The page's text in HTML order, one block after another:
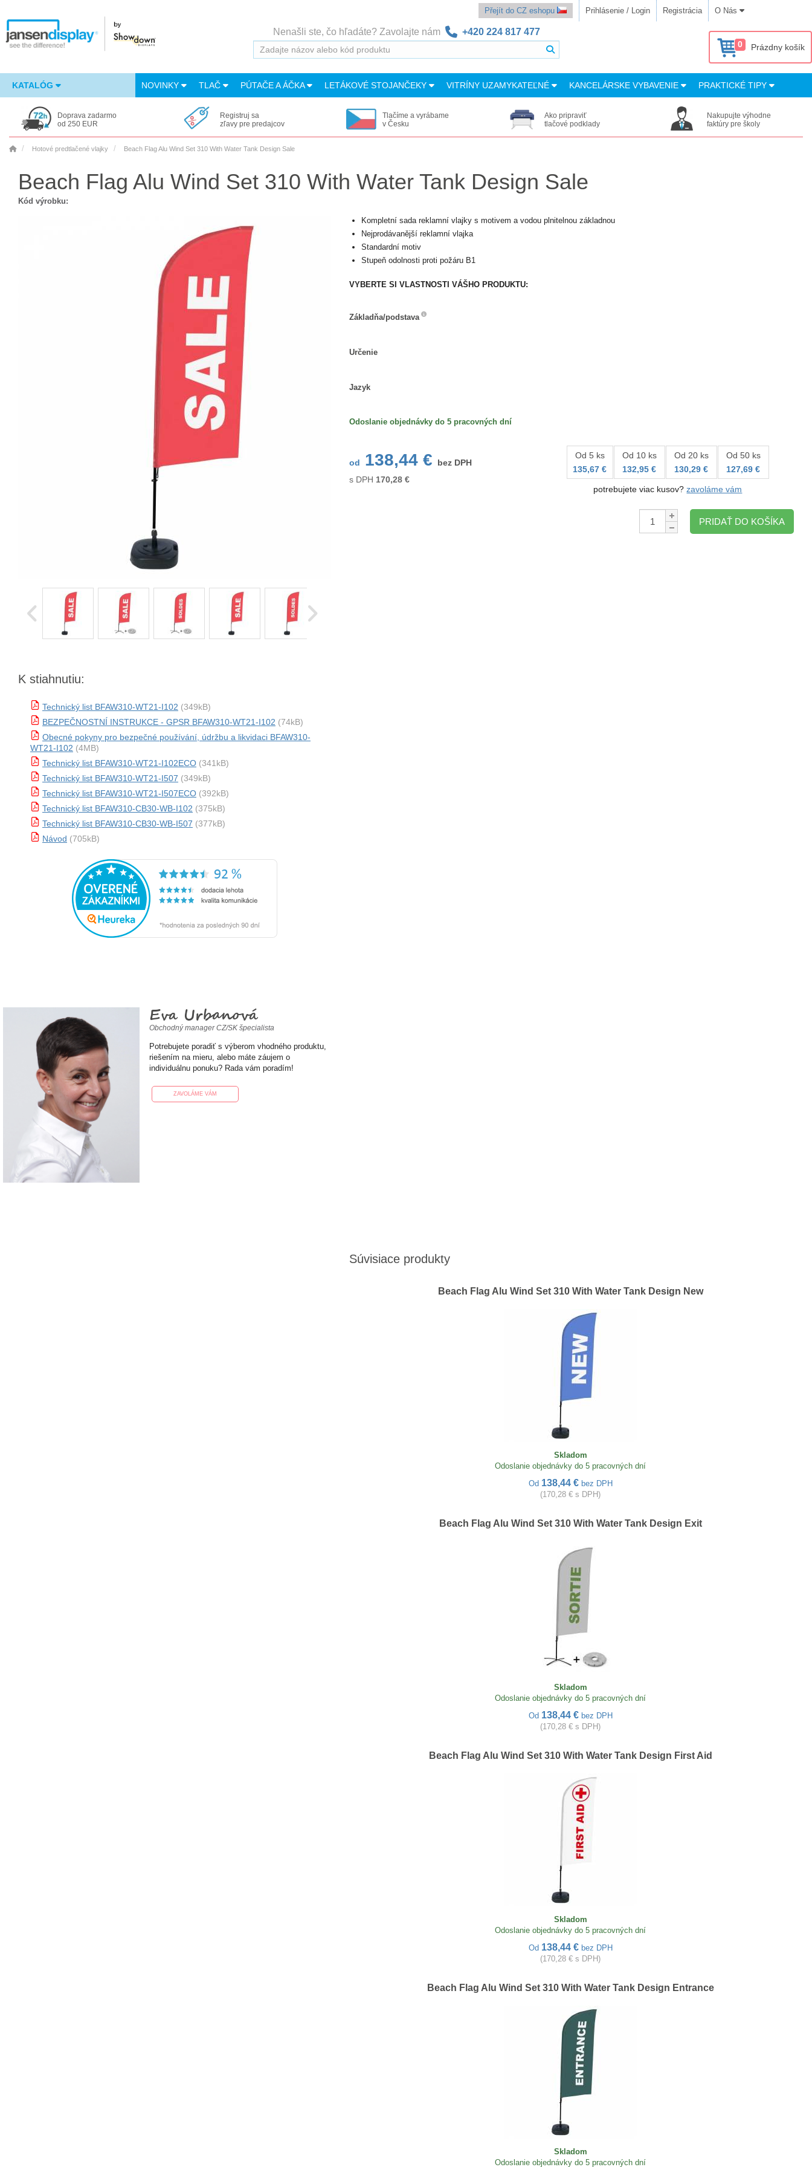
Přejít do CZ eshopu Prihlásenie / Login Registrácia O Nás
Nenašli ste, čo hľadáte? Zavolajte nám +420 224 817 477
0 Prázdny košík
KATALÓG NOVINKY TLAČ PÚTAČE A ÁČKA LETÁKOVÉ STOJANČEKY VITRÍNY UZAMYKATEĽNÉ KANCELÁRSKE VYBAVENIE PRAKTICKÉ TIPY
Doprava zadarmo
od 250 EUR
Registruj sa
zľavy pre predajcov
Tlačíme a vyrábame
v Česku
Ako pripraviť
tlačové podklady
Nakupujte výhodne
faktúry pre školy
Hotové predtlačené vlajky Beach Flag Alu Wind Set 310 With Water Tank Design Sale
Beach Flag Alu Wind Set 310 With Water Tank Design Sale
Kód výrobku:
K stiahnutiu:
Technický list BFAW310-WT21-I102 (349kB)
BEZPEČNOSTNÍ INSTRUKCE - GPSR BFAW310-WT21-I102 (74kB)
Obecné pokyny pro bezpečné používání, údržbu a likvidaci BFAW310-
WT21-I102 (4MB)
Technický list BFAW310-WT21-I102ECO (341kB)
Technický list BFAW310-WT21-I507 (349kB)
Technický list BFAW310-WT21-I507ECO (392kB)
Technický list BFAW310-CB30-WB-I102 (375kB)
Technický list BFAW310-CB30-WB-I507 (377kB)
Návod (705kB)
Eva Urbanová
Obchodný manager CZ/SK špecialista
Potrebujete poradiť s výberom vhodného produktu,
riešením na mieru, alebo máte záujem o
individuálnu ponuku? Rada vám poradím!
ZAVOLÁME VÁM
Kompletní sada reklamní vlajky s motivem a vodou plnitelnou základnou
Nejprodávanější reklamní vlajka
Standardní motiv
Stupeň odolnosti proti požáru B1
VYBERTE SI VLASTNOSTI VÁŠHO PRODUKTU:
Základňa/podstava
Určenie
Jazyk
Odoslanie objednávky do 5 pracovných dní
od 138,44 €
bez DPH
s DPH 170,28€
Od 5 ks
135,67 €
Od 10 ks
132,95 €
Od 20 ks
130,29 €
Od 50 ks
127,69 €
potrebujete viac kusov?zavoláme vám
Množstvo:
PRIDAŤ DO KOŠÍKA
Súvisiace produkty
Beach Flag Alu Wind Set 310 With Water Tank Design New
Skladom
Odoslanie objednávky do 5 pracovných dní
Od 138,44 € bez DPH
(170,28 € s DPH)
Beach Flag Alu Wind Set 310 With Water Tank Design Exit
Skladom
Odoslanie objednávky do 5 pracovných dní
Od 138,44 € bez DPH
(170,28 € s DPH)
Beach Flag Alu Wind Set 310 With Water Tank Design First Aid
Skladom
Odoslanie objednávky do 5 pracovných dní
Od 138,44 € bez DPH
(170,28 € s DPH)
Beach Flag Alu Wind Set 310 With Water Tank Design Entrance
Skladom
Odoslanie objednávky do 5 pracovných dní